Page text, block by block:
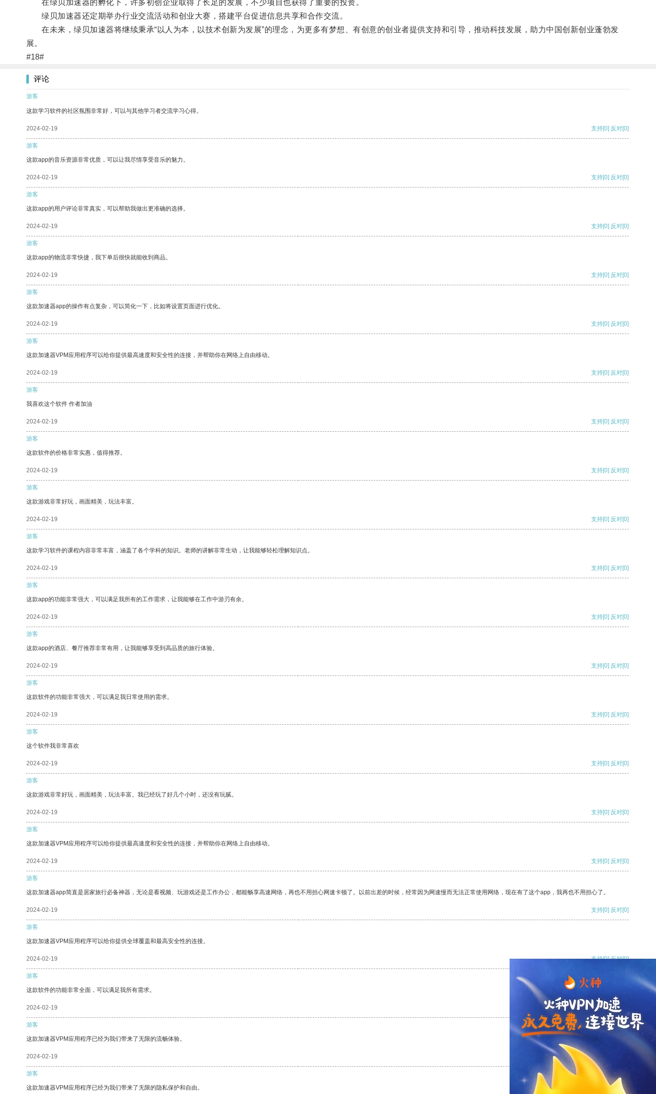
在绿贝加速器的孵化下，许多初创企业取得了长足的发展，不少项目也获得了重要的投资。
绿贝加速器还定期举办行业交流活动和创业大赛，搭建平台促进信息共享和合作交流。
在未来，绿贝加速器将继续秉承“以人为本，以技术创新为发展”的理念，为更多有梦想、有创意的创业者提供支持和引导，推动科技发展，助力中国创新创业蓬勃发
展。
#18#
评论
游客
这款学习软件的社区氛围非常好，可以与其他学习者交流学习心得。
2024-02-19 支持[0] 反对[0]
游客
这款app的音乐资源非常优质，可以让我尽情享受音乐的魅力。
2024-02-19 支持[0] 反对[0]
游客
这款app的用户评论非常真实，可以帮助我做出更准确的选择。
2024-02-19 支持[0] 反对[0]
游客
这款app的物流非常快捷，我下单后很快就能收到商品。
2024-02-19 支持[0] 反对[0]
游客
这款加速器app的操作有点复杂，可以简化一下，比如将设置页面进行优化。
2024-02-19 支持[0] 反对[0]
游客
这款加速器VPM应用程序可以给你提供最高速度和安全性的连接，并帮助你在网络上自由移动。
2024-02-19 支持[0] 反对[0]
游客
我喜欢这个软件 作者加油
2024-02-19 支持[0] 反对[0]
游客
这款软件的价格非常实惠，值得推荐。
2024-02-19 支持[0] 反对[0]
游客
这款游戏非常好玩，画面精美，玩法丰富。
2024-02-19 支持[0] 反对[0]
游客
这款学习软件的课程内容非常丰富，涵盖了各个学科的知识。老师的讲解非常生动，让我能够轻松理解知识点。
2024-02-19 支持[0] 反对[0]
游客
这款app的功能非常强大，可以满足我所有的工作需求，让我能够在工作中游刃有余。
2024-02-19 支持[0] 反对[0]
游客
这款app的酒店、餐厅推荐非常有用，让我能够享受到高品质的旅行体验。
2024-02-19 支持[0] 反对[0]
游客
这款软件的功能非常强大，可以满足我日常使用的需求。
2024-02-19 支持[0] 反对[0]
游客
这个软件我非常喜欢
2024-02-19 支持[0] 反对[0]
游客
这款游戏非常好玩，画面精美，玩法丰富。我已经玩了好几个小时，还没有玩腻。
2024-02-19 支持[0] 反对[0]
游客
这款加速器VPM应用程序可以给你提供最高速度和安全性的连接，并帮助你在网络上自由移动。
2024-02-19 支持[0] 反对[0]
游客
这款加速器app简直是居家旅行必备神器，无论是看视频、玩游戏还是工作办公，都能畅享高速网络，再也不用担心网速卡顿了。以前出差的时候，经常因为网速慢而无法正常使用网络，现在有了这个app，我再也不用担心了。
2024-02-19 支持[0] 反对[0]
游客
这款加速器VPM应用程序可以给你提供全球覆盖和最高安全性的连接。
2024-02-19 支持[0] 反对[0]
游客
这款软件的功能非常全面，可以满足我所有需求。
2024-02-19 支持[0] 反对
游客
这款加速器VPM应用程序已经为我们带来了无限的流畅体验。
2024-02-19 支持
游客
这款加速器VPM应用程序已经为我们带来了无限的隐私保护和自由。